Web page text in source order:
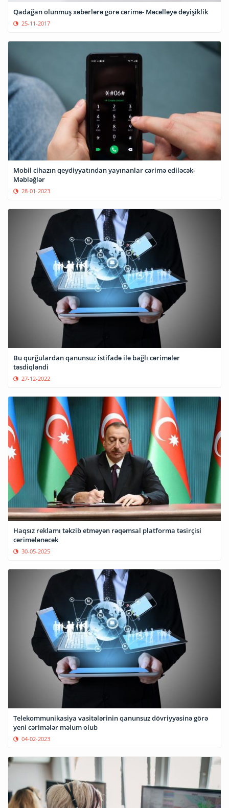
Qadağan olunmuş xəbərlərə görə cərimə- Məcəlləyə dəyişiklik
25-11-2017
Mobil cihazın qeydiyyatından yayınanlar cərimə ediləcək-
Məbləğlər
28-01-2023
Bu qurğulardan qanunsuz istifadə ilə bağlı cərimələr
təsdiqləndi
27-12-2022
Haqsız reklamı təkzib etməyən rəqəmsal platforma təsirçisi
cərimələnəcək
30-05-2025
Telekommunikasiya vasitələrinin qanunsuz dövriyyəsinə görə
yeni cərimələr məlum olub
04-02-2023